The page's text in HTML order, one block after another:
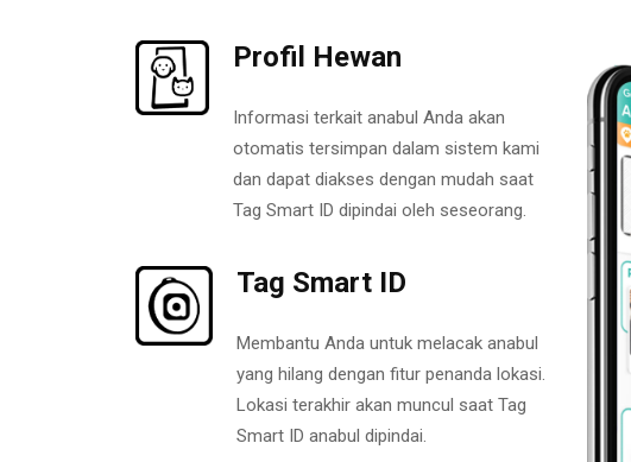
Profil Hewan
Informasi terkait anabul Anda akan
otomatis tersimpan dalam sistem kami
dan dapat diakses dengan mudah saat
Tag Smart ID dipindai oleh seseorang.
Tag Smart ID
Membantu Anda untuk melacak anabul
yang hilang dengan fitur penanda lokasi.
Lokasi terakhir akan muncul saat Tag
Smart ID anabul dipindai.